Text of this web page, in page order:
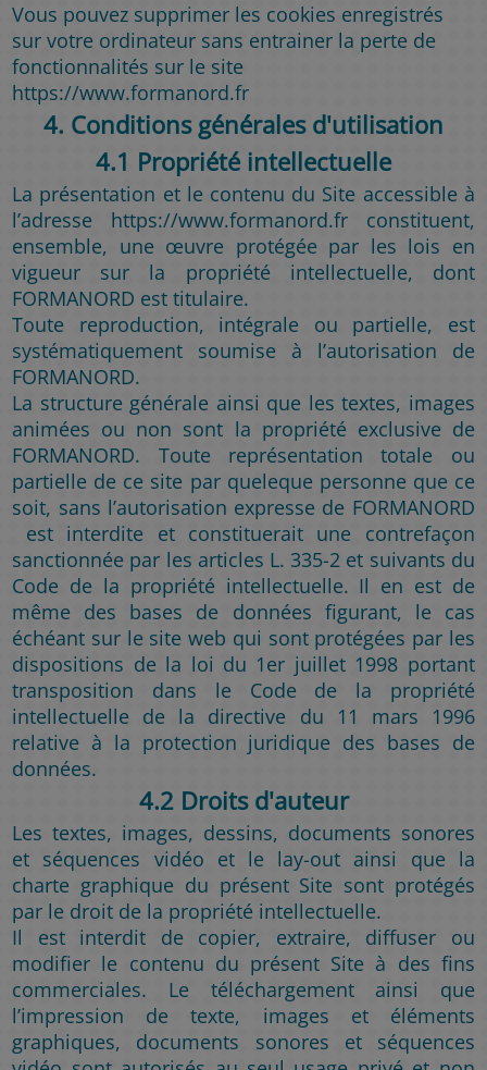
Vous pouvez supprimer les cookies enregistrés
sur votre ordinateur sans entrainer la perte de
fonctionnalités sur le site
https://www.formanord.fr
4. Conditions générales d'utilisation
4.1 Propriété intellectuelle
La présentation et le contenu du Site accessible à
l’adresse https://www.formanord.fr constituent,
ensemble, une œuvre protégée par les lois en
vigueur sur la propriété intellectuelle, dont
FORMANORD est titulaire.
Toute reproduction, intégrale ou partielle, est
systématiquement soumise à l’autorisation de
FORMANORD.
La structure générale ainsi que les textes, images
animées ou non sont la propriété exclusive de
FORMANORD. Toute représentation totale ou
partielle de ce site par queleque personne que ce
soit, sans l’autorisation expresse de FORMANORD
est interdite et constituerait une contrefaçon
sanctionnée par les articles L. 335-2 et suivants du
Code de la propriété intellectuelle. Il en est de
même des bases de données figurant, le cas
échéant sur le site web qui sont protégées par les
dispositions de la loi du 1er juillet 1998 portant
transposition dans le Code de la propriété
intellectuelle de la directive du 11 mars 1996
relative à la protection juridique des bases de
données.
4.2 Droits d'auteur
Les textes, images, dessins, documents sonores
et séquences vidéo et le lay-out ainsi que la
charte graphique du présent Site sont protégés
par le droit de la propriété intellectuelle.
Il est interdit de copier, extraire, diffuser ou
modifier le contenu du présent Site à des fins
commerciales. Le téléchargement ainsi que
l’impression de texte, images et éléments
graphiques, documents sonores et séquences